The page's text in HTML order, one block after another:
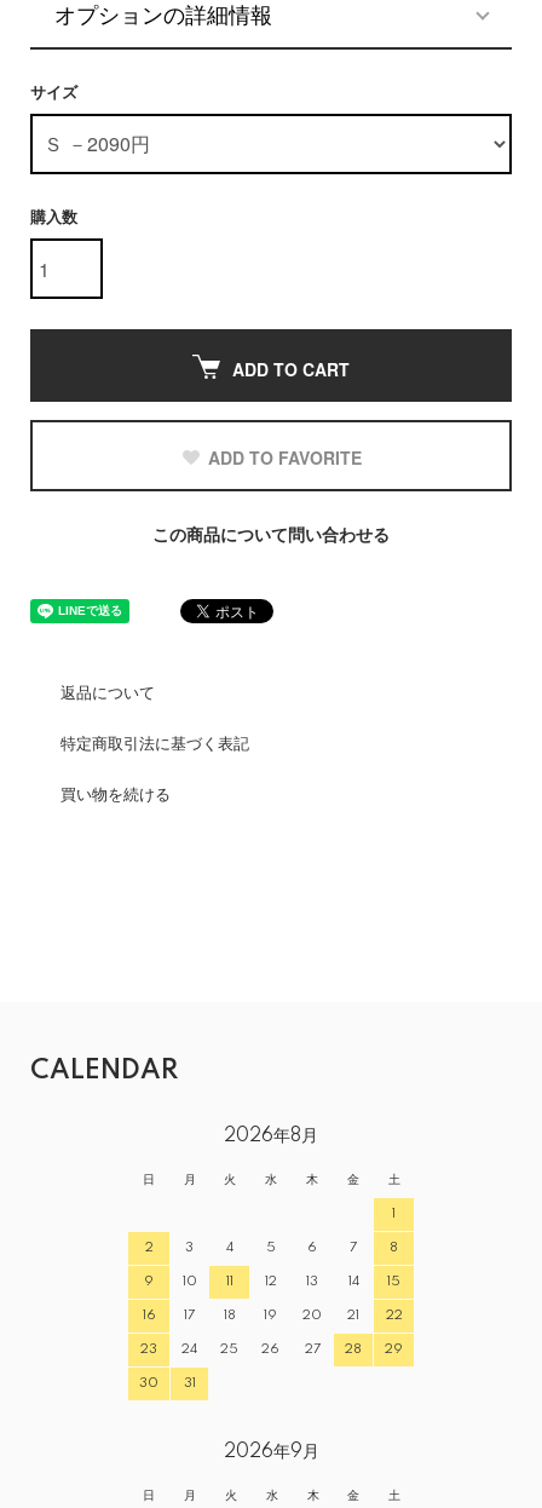
オプションの詳細情報
サイズ
購入数
ADD TO CART
ADD TO FAVORITE
この商品について問い合わせる
返品について
特定商取引法に基づく表記
買い物を続ける
CALENDAR
2026年8月
日 月 火 水 木 金 土
1
2 3 4 5 6 7 8
9 10 11 12 13 14 15
16 17 18 19 20 21 22
23 24 25 26 27 28 29
30 31
2026年9月
日 月 火 水 木 金 土